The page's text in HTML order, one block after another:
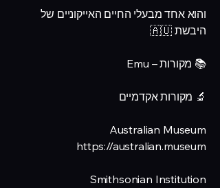
והוא אחד מבעלי החיים האייקוניים של
היבשת 🇦🇺
📚 מקורות – Emu
🔬 מקורות אקדמיים
Australian Museum
https://australian.museum
Smithsonian Institution